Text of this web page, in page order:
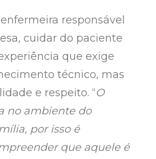
responsável
cuidar do paciente
que exige
técnico, mas
e respeito. “O
no ambiente do
por isso é
que aquele é